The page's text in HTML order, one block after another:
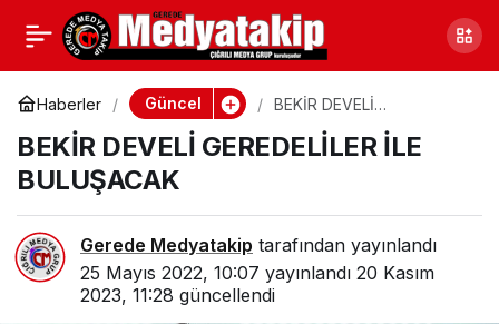
Haberler Güncel
BEKİR DEVELİ
BULUŞACAK
BEKİR DEVELİ GEREDELİLER İLE
BULUŞACAK
Gerede Medyatakip tarafından yayınlandı
25 Mayıs 2022, 10:07 yayınlandı 20 Kasım
2023, 11:28 güncellendi
GEREDE’DE FECİ KAZA: 3
ÖLÜ
Paylaş